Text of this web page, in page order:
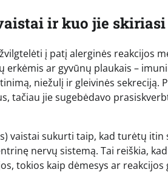
ir kuo jie skiriasi
į patį alerginės reakcijos
ar gyvūnų plaukais –
niežulį ir gleivinės sekreciją.
tačiau jie sugebėdavo
vaistai sukurti taip, kad turėtų itin
nervų sistemą. Tai reiškia,
tokios kaip dėmesys ar reakcijos